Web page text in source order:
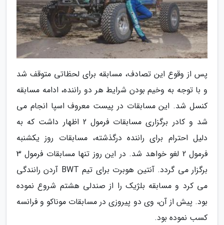
پس از وقوع این تصادف، مسابقه برای لحظاتی متوقف شد
و با توجه به وخیم بودن شرایط هر دو راننده، ادامه مسابقه
کنسل شد. این مسابقات در پیست معروف اسپا انجام می
شد و کادر برگزاری مسابقات فرمول 2 اظهار داشت که به
دلیل احترام برای راننده درگذشته، مسابقات روز یکشنبه
فرمول 2 لغو خواهد شد. در این روز تنها مسابقات فرمول 3
برگزار می گردد. آنتین هوبرت برای تیم BWT آردن رانندگی
می کرد و مسابقه بلژیک را از صندلی هشتم شروع نموده
بود. پیش از آن، وی دو پیروزی در مسابقات موناکو و فرانسه
کسب نموده بود.